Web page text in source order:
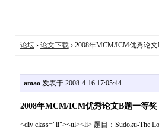
论坛› 论文下载› 2008年MCM/ICM优秀论
amao发表于 2008-4-16 17:05:44
2008年MCM/ICM优秀论文B题一等
<div class="li"><ul><li> 题目：Sudoku-The